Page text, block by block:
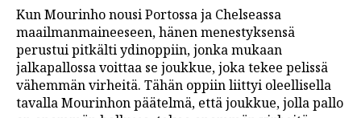
Kun Mourinho nousi Portossa ja Chelseassa
maailmanmaineeseen, hänen menestyksensä
perustui pitkälti ydinoppiin, jonka mukaan
jalkapallossa voittaa se joukkue, joka tekee pelissä
vähemmän virheitä. Tähän oppiin liittyi oleellisella
tavalla Mourinhon päätelmä, että joukkue, jolla pallo